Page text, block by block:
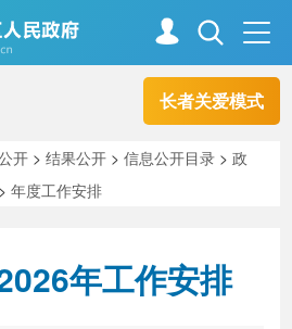
长者关爱模式
走进资阳
解读回应
开 >结果公开 >信息公开目录 >政
>年度工作安排
年工作安排